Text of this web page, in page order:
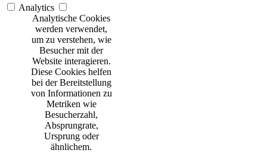
Analytics
Analytische Cookies
werden verwendet,
um zu verstehen, wie
Besucher mit der
Website interagieren.
Diese Cookies helfen
bei der Bereitstellung
von Informationen zu
Metriken wie
Besucherzahl,
Absprungrate,
Ursprung oder
ähnlichem.